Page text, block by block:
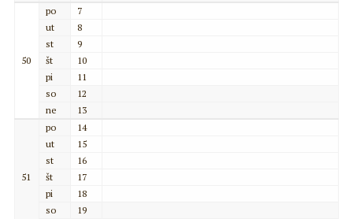
50
po
7
ut
8
st
9
št
10
pi
11
so
12
ne
13
51
po
14
ut
15
st
16
št
17
pi
18
so
19